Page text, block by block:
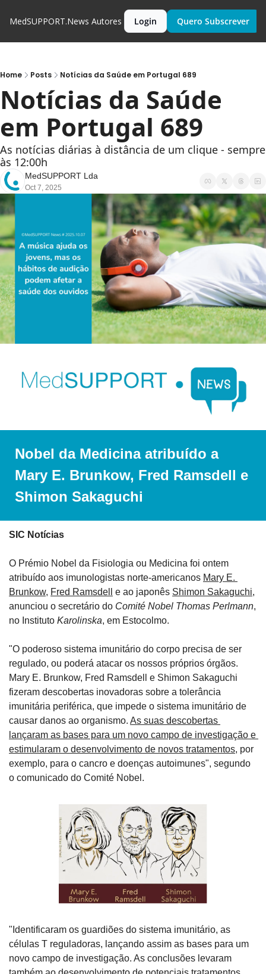
MedSUPPORT.News Autores Login Quero Subscrever
Home Posts Notícias da Saúde em Portugal 689
Notícias da Saúde
em Portugal 689
As notícias diárias à distância de um clique - sempre
às 12:00h
MedSUPPORT Lda
Oct 7, 2025
Nobel da Medicina atribuído a
Mary E. Brunkow, Fred Ramsdell e
Shimon Sakaguchi
SIC Notícias
O Prémio Nobel da Fisiologia ou Medicina foi ontem
atribuído aos imunologistas norte-americanos Mary E.
Brunkow, Fred Ramsdell e ao japonês Shimon Sakaguchi,
anunciou o secretário do Comité Nobel Thomas Perlmann,
no Instituto Karolinska, em Estocolmo.
"O poderoso sistema imunitário do corpo precisa de ser
regulado, ou poderá atacar os nossos próprios órgãos.
Mary E. Brunkow, Fred Ramsdell e Shimon Sakaguchi
fizeram descobertas inovadoras sobre a tolerância
imunitária periférica, que impede o sistema imunitário de
causar danos ao organismo. As suas descobertas
lançaram as bases para um novo campo de investigação e
estimularam o desenvolvimento de novos tratamentos, por
exemplo, para o cancro e doenças autoimunes", segundo
o comunicado do Comité Nobel.
"Identificaram os guardiões do sistema imunitário, as
células T reguladoras, lançando assim as bases para um
novo campo de investigação. As conclusões levaram